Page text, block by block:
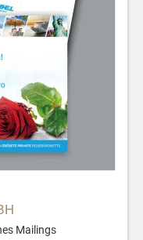
Mailings